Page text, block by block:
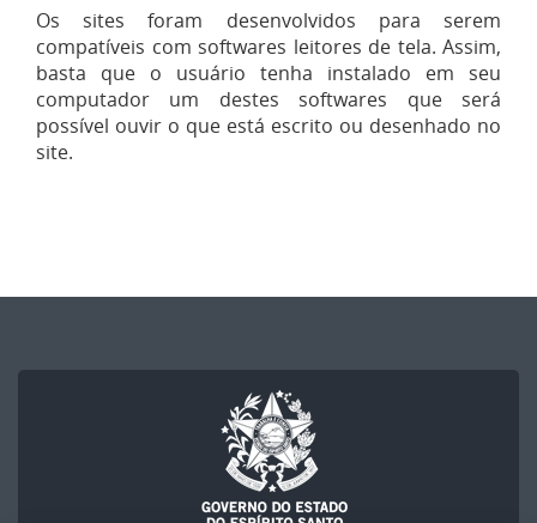
Os sites foram desenvolvidos para serem
compatíveis com softwares leitores de tela. Assim,
basta que o usuário tenha instalado em seu
computador um destes softwares que será
possível ouvir o que está escrito ou desenhado no
site.